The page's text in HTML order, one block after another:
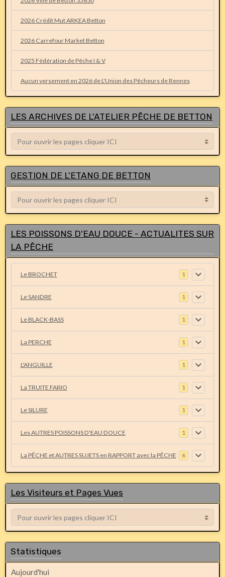
2026 Crédit Mut ARKEA Betton
2026 Carrefour Market Betton
2025 Fédération de Pêche I & V
Aucun versement en 2026 de L'Union des Pêcheurs de Rennes
LES ARCHIVES DE L'ATELIER PÊCHE DE BETTON
GESTION DE L'ETANG DE BETTON
LES POISSONS D'EAU DOUCE - ACTUALITES SUR
LA PÊCHE
Le BROCHET 1
Le SANDRE 1
Le BLACK-BASS 1
La PERCHE 1
L'ANGUILLE 1
La TRUITE FARIO 1
Le SILURE 1
Les AUTRES POISSONS D'EAU DOUCE 1
La PÊCHE et AUTRES SUJETS en RAPPORT avec la PÊCHE 6
Les Visiteurs et Pages Vues
Statistiques
Aujourd'hui